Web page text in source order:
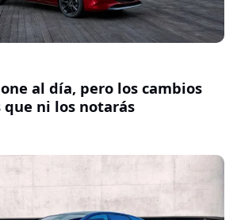
al día, pero los cambios
ni los notarás